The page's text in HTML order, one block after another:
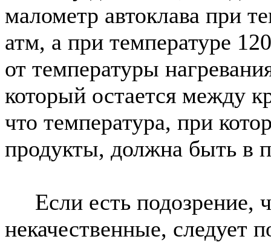
малометр автоклава при
атм, а при температуре
от температуры
который остается между
что температура, при
продукты, должна быть в
Если есть подозрение,
некачественные, следует